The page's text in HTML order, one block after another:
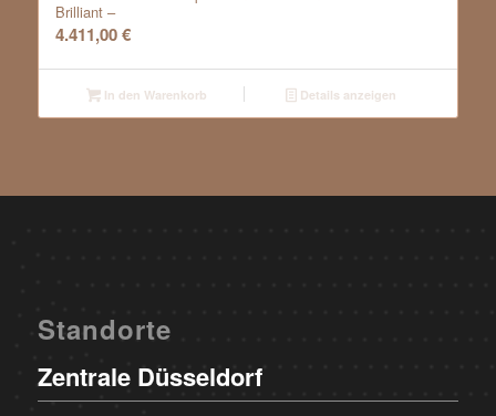
Brilliant –
4.411,00€
In den Warenkorb Details anzeigen
Standorte
Zentrale Düsseldorf